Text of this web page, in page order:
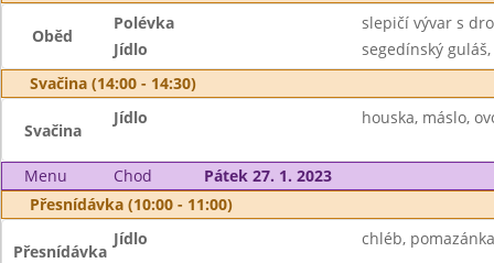
Oběd
Polévka
slepičí vývar s
Jídlo
segedínský
Svačina (14:00 - 14:30)
Svačina
Jídlo houska, máslo,
Menu Chod
Pátek 27. 1. 2023
Přesnídávka (10:00 - 11:00)
Přesnídávka
Jídlo chléb,